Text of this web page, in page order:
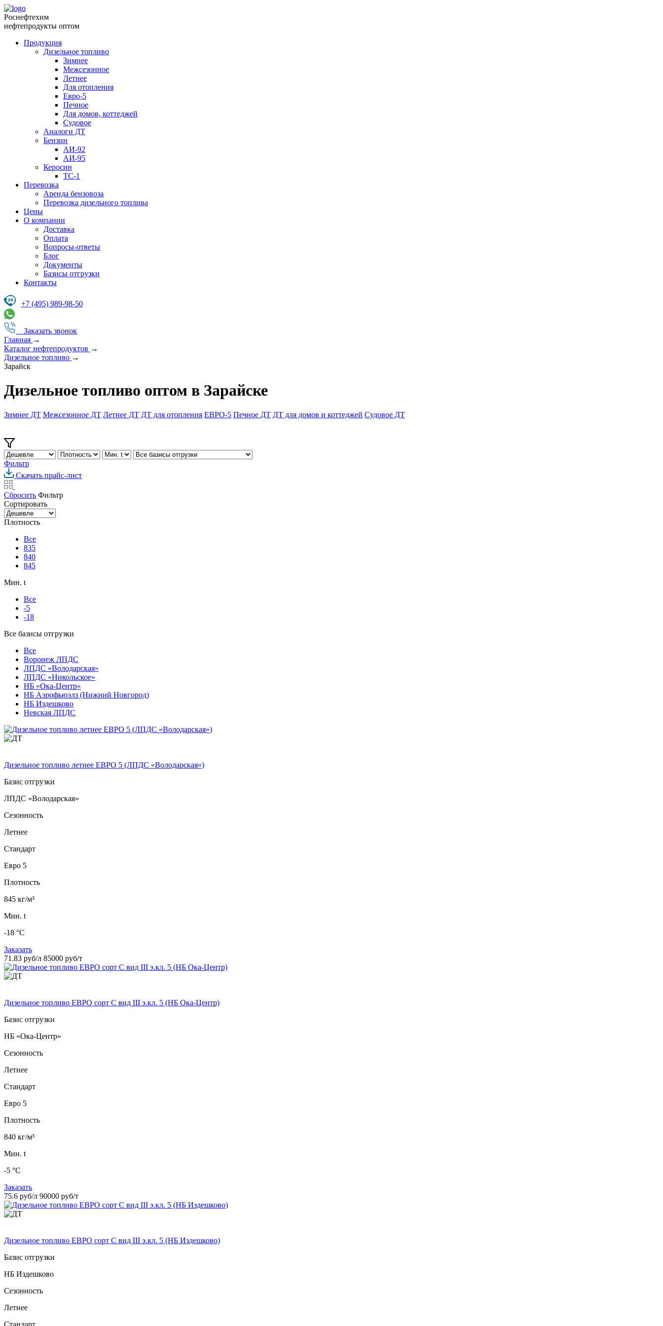
Роснефтехим
нефтепродукты оптом
Продукция
Дизельное топливо
Зимнее
Межсезонное
Летнее
Для отопления
Евро-5
Печное
Для домов, коттеджей
Судовое
Аналоги ДТ
Бензин
АИ-92
АИ-95
Керосин
ТС-1
Перевозка
Аренда бензовоза
Перевозка дизельного топлива
Цены
О компании
Доставка
Оплата
Вопросы-ответы
Блог
Документы
Базисы отгрузки
Контакты
+7 (495) 989-98-50
Заказать звонок
Главная →
Каталог нефтепродуктов →
Дизельное топливо →
Зарайск
Дизельное топливо оптом в Зарайске
Зимнее ДТ Межсезонное ДТ Летнее ДТ ДТ для отопления ЕВРО-5 Печное ДТ ДТ для домов и коттеджей Судовое ДТ
Фильтр
Скачать прайс-лист
Сбросить Фильтр
Сортировать
Плотность
Все
835
840
845
Мин. t
Все
-5
-18
Все базисы отгрузки
Все
Воронеж ЛПДС
ЛПДС «Володарская»
ЛПДС «Никольское»
НБ «Ока-Центр»
НБ Аэрофьюэлз (Нижний Новгород)
НБ Издешково
Невская ЛПДС
Дизельное топливо летнее ЕВРО 5 (ЛПДС «Володарская»)
Базис отгрузки
ЛПДС «Володарская»
Сезонность
Летнее
Стандарт
Евро 5
Плотность
845 кг/м³
Мин. t
-18 °C
Заказать
71.83 руб/л 85000 руб/т
Дизельное топливо ЕВРО сорт C вид III э.кл. 5 (НБ Ока-Центр)
Базис отгрузки
НБ «Ока-Центр»
Сезонность
Летнее
Стандарт
Евро 5
Плотность
840 кг/м³
Мин. t
-5 °C
Заказать
75.6 руб/л 90000 руб/т
Дизельное топливо ЕВРО сорт C вид III э.кл. 5 (НБ Издешково)
Базис отгрузки
НБ Издешково
Сезонность
Летнее
Стандарт